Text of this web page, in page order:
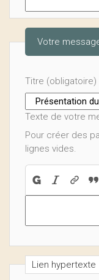
Votre
Titre (obligatoire)
Texte de votre
Pour créer des
lignes vides.
Lien hypertexte